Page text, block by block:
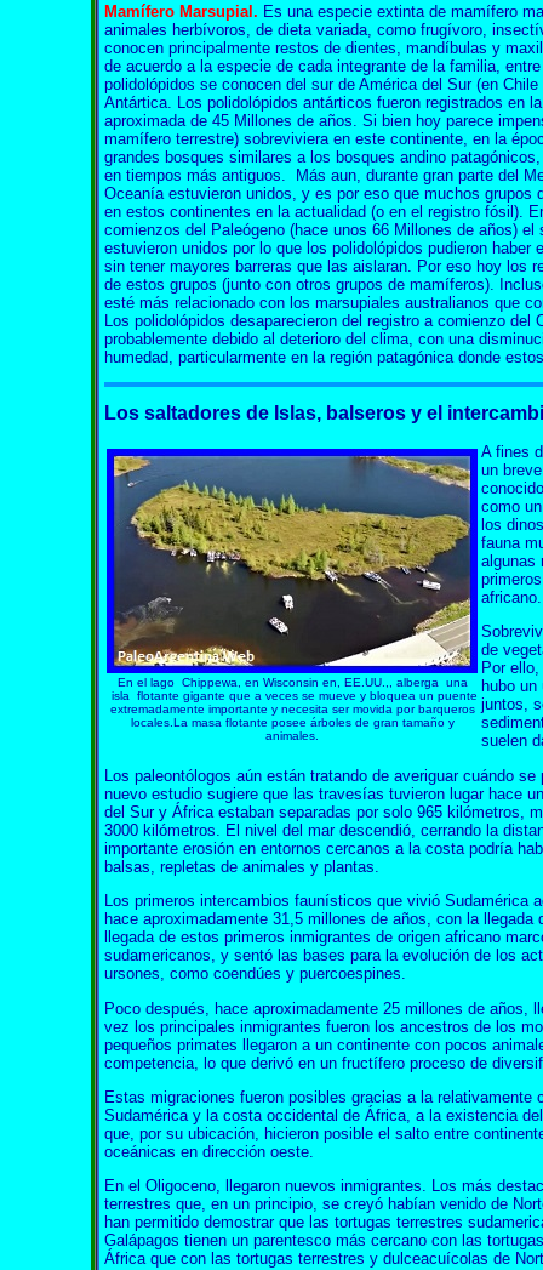
Mamífero Marsupial. Es una especie extinta de mamífero
animales herbívoros, de dieta variada, como frugívoro,
conocen principalmente restos de dientes, mandíbulas y
de acuerdo a la especie de cada integrante de la familia,
polidolópidos se conocen del sur de América del Sur (en
Antártica. Los polidolópidos antárticos fueron registrados en
aproximada de 45 Millones de años. Si bien hoy parece
mamífero terrestre) sobreviviera en este continente, en la
grandes bosques similares a los bosques andino
en tiempos más antiguos. Más aun, durante gran parte del
Oceanía estuvieron unidos, y es por eso que muchos
en estos continentes en la actualidad (o en el registro fósil).
comienzos del Paleógeno (hace unos 66 Millones de años)
estuvieron unidos por lo que los polidolópidos pudieron haber
sin tener mayores barreras que las aislaran. Por eso hoy los
de estos grupos (junto con otros grupos de mamíferos).
esté más relacionado con los marsupiales australianos que
Los polidolópidos desaparecieron del registro a comienzo
probablemente debido al deterioro del clima, con una
humedad, particularmente en la región patagónica donde
Los saltadores de Islas, balseros y el
En el lago Chippewa, en Wisconsin en, EE.UU.,, alberga una
isla flotante gigante que a veces se mueve y bloquea un puente
extremadamente importante y necesita ser movida por barqueros
locales.La masa flotante posee árboles de gran tamaño y
animales.
A fines
un
como
los
fauna
algunas
africano.
de
Por
hubo
juntos,
suelen
Los paleontólogos aún están tratando de averiguar cuándo
nuevo estudio sugiere que las travesías tuvieron lugar hace
del Sur y África estaban separadas por solo 965 kilómetros,
3000 kilómetros. El nivel del mar descendió, cerrando la
importante erosión en entornos cercanos a la costa podría
balsas, repletas de animales y plantas.
Los primeros intercambios faunísticos que vivió Sudamérica
hace aproximadamente 31,5 millones de años, con la
llegada de estos primeros inmigrantes de origen africano
sudamericanos, y sentó las bases para la evolución de los
ursones, como coendúes y puercoespines.
Poco después, hace aproximadamente 25 millones de años,
vez los principales inmigrantes fueron los ancestros de los
pequeños primates llegaron a un continente con pocos
competencia, lo que derivó en un fructífero proceso de
Estas migraciones fueron posibles gracias a la
Sudamérica y la costa occidental de África, a la existencia
que, por su ubicación, hicieron posible el salto entre
oceánicas en dirección oeste.
En el Oligoceno, llegaron nuevos inmigrantes. Los más
terrestres que, en un principio, se creyó habían venido de
han permitido demostrar que las tortugas terrestres
Galápagos tienen un parentesco más cercano con las
África que con las tortugas terrestres y dulceacuícolas de